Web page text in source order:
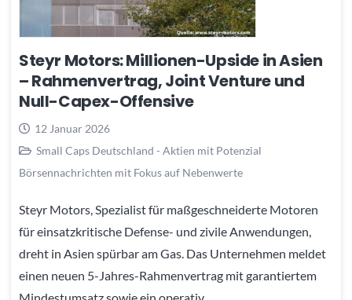
Steyr Motors: Millionen-Upside in Asien
– Rahmenvertrag, Joint Venture und
Null-Capex-Offensive
12 Januar 2026
Small Caps Deutschland - Aktien mit Potenzial
Börsennachrichten mit Fokus auf Nebenwerte
Steyr Motors, Spezialist für maßgeschneiderte Motoren
für einsatzkritische Defense- und zivile Anwendungen,
dreht in Asien spürbar am Gas. Das Unternehmen meldet
einen neuen 5-Jahres-Rahmenvertrag mit garantiertem